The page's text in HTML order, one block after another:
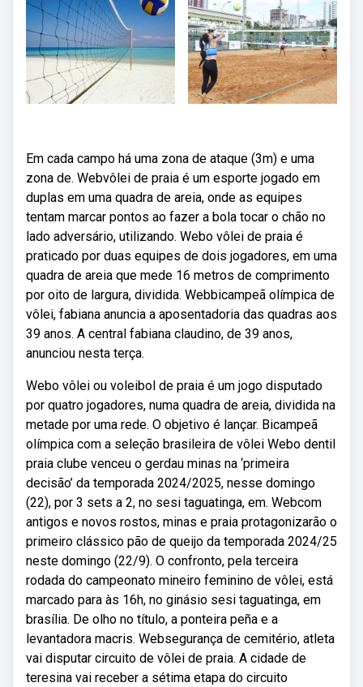
Em cada campo há uma zona de ataque (3m) e uma
zona de. Webvôlei de praia é um esporte jogado em
duplas em uma quadra de areia, onde as equipes
tentam marcar pontos ao fazer a bola tocar o chão no
lado adversário, utilizando. Webo vôlei de praia é
praticado por duas equipes de dois jogadores, em uma
quadra de areia que mede 16 metros de comprimento
por oito de largura, dividida. Webbicampeã olímpica de
vôlei, fabiana anuncia a aposentadoria das quadras aos
39 anos. A central fabiana claudino, de 39 anos,
anunciou nesta terça.
Webo vôlei ou voleibol de praia é um jogo disputado
por quatro jogadores, numa quadra de areia, dividida na
metade por uma rede. O objetivo é lançar. Bicampeã
olímpica com a seleção brasileira de vôlei Webo dentil
praia clube venceu o gerdau minas na ‘primeira
decisão’ da temporada 2024/2025, nesse domingo
(22), por 3 sets a 2, no sesi taguatinga, em. Webcom
antigos e novos rostos, minas e praia protagonizarão o
primeiro clássico pão de queijo da temporada 2024/25
neste domingo (22/9). O confronto, pela terceira
rodada do campeonato mineiro feminino de vôlei, está
marcado para às 16h, no ginásio sesi taguatinga, em
brasília. De olho no título, a ponteira peña e a
levantadora macris. Websegurança de cemitério, atleta
vai disputar circuito de vôlei de praia. A cidade de
teresina vai receber a sétima etapa do circuito